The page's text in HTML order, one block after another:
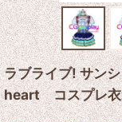
ラブライブ! サ
heart コスプレ